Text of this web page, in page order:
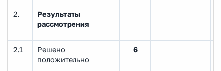
2.
Результаты
рассмотрения
2.1
Решено
положительно
6